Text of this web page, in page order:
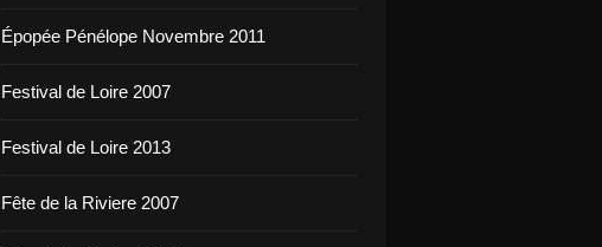
Épopée Pénélope Novembre 2011
Festival de Loire 2007
Festival de Loire 2013
Fête de la Riviere 2007